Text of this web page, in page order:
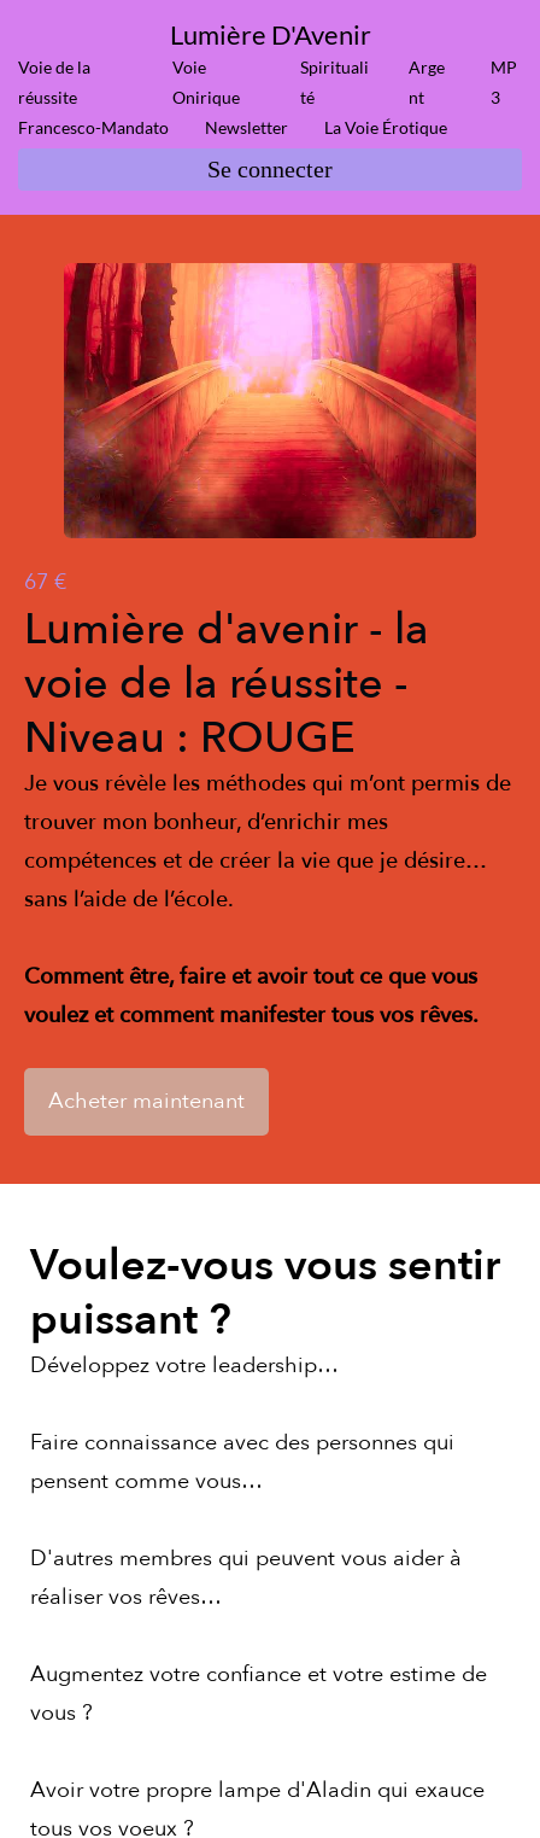
Lumière D'Avenir
r
Voie de la
réussite
Voie
Onirique
Spirituali
té
Arge
nt
MP
3
Francesco-Mandato
Newsletter La Voie Érotique
Se connecter
67 €
Lumière d'avenir - la
voie de la réussite -
Niveau : ROUGE
Je vous révèle les méthodes qui m’ont permis de
trouver mon bonheur, d’enrichir mes
compétences et de créer la vie que je désire…
sans l’aide de l’école.
Comment être, faire et avoir tout ce que vous
voulez et comment manifester tous vos rêves.
Acheter maintenant
Voulez-vous vous sentir
puissant ?
Développez votre leadership…
Faire connaissance avec des personnes qui
pensent comme vous…
D'autres membres qui peuvent vous aider à
réaliser vos rêves…
Augmentez votre confiance et votre estime de
vous ?
Avoir votre propre lampe d'Aladin qui exauce
tous vos voeux ?